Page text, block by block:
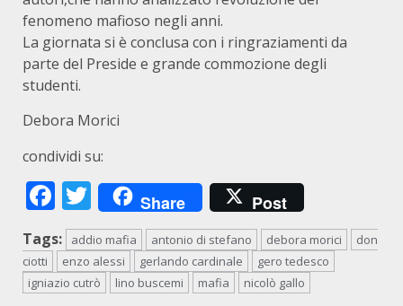
fenomeno mafioso negli anni.
La giornata si è conclusa con i ringraziamenti da
parte del Preside e grande commozione degli
studenti.
Debora Morici
condividi su:
Facebook
Twitter
Share Post
Tags: addio mafia antonio di stefano debora morici
don
ciotti
enzo alessi gerlando cardinale
gero tedesco
igniazio cutrò
lino buscemi mafia nicolò gallo